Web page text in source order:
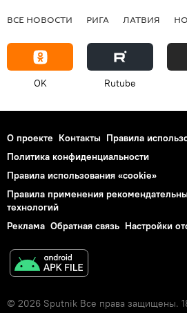
ВСЕ НОВОСТИ РИГА ЛАТВИЯ
OK Rutube
О проекте Контакты Правила
Политика конфиденциальности
Правила использования «cookie»
Правила применения
технологий
Реклама Обратная связь Настройки
© 2026 Sputnik Все права защищены.